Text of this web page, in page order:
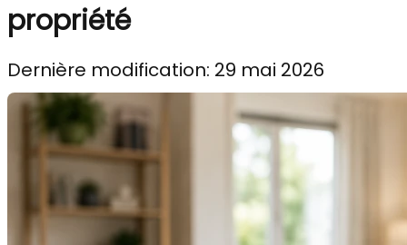
propriété
Dernière modification: 29 mai 2026